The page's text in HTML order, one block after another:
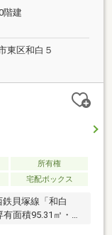
利です。自転車な
出しもスムーズ
階建
東区和白５
所有権
宅配ボックス
貝塚線「和白
面積95.31㎡・バ
ターキッチン・ト